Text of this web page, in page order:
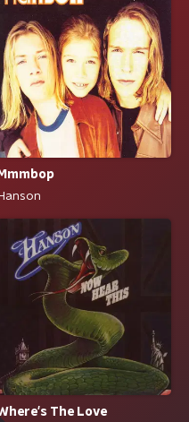
Mmmbop
The Love